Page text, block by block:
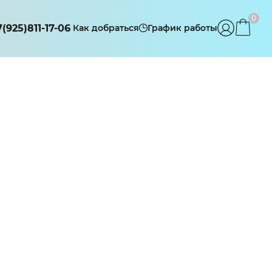
17-06 Как добраться График работы
0